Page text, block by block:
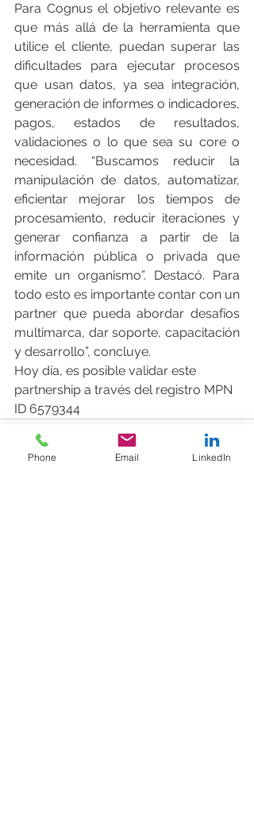
Para Cognus el objetivo relevante es
que más allá de la herramienta que
utilice el cliente, puedan superar las
dificultades para ejecutar procesos
que usan datos, ya sea integración,
generación de informes o indicadores,
pagos, estados de resultados,
validaciones o lo que sea su core o
necesidad. “Buscamos reducir la
manipulación de datos, automatizar,
eficientar mejorar los tiempos de
procesamiento, reducir iteraciones y
generar confianza a partir de la
información pública o privada que
emite un organismo”. Destacó. Para
todo esto es importante contar con un
partner que pueda abordar desafíos
multimarca, dar soporte, capacitación
y desarrollo”, concluye.
Hoy día, es posible validar este
partnership a través del registro MPN
ID 6579344
Phone Email LinkedIn